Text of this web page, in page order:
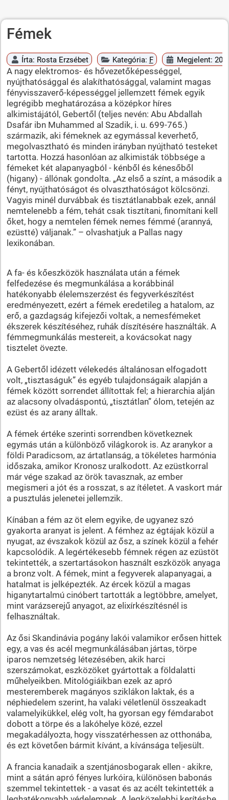
Fémek
Írta: Rosta Erzsébet Kategória: F Megjelent:
A nagy elektromos- és hővezetőképességgel,
nyújthatósággal és alakíthatósággal, valamint magas
fényvisszaverő-képességgel jellemzett fémek egyik
legrégibb meghatározása a középkor híres
alkimistájától, Gebertől (teljes nevén: Abu Abdallah
Dsafár ibn Muhammed al Szadik, i. u. 699-765.)
származik, aki fémeknek az egymással keverhető,
megolvasztható és minden irányban nyújtható testeket
tartotta. Hozzá hasonlóan az alkimisták többsége a
fémeket két alapanyagból - kénből és kénesőből
(higany) - állónak gondolta. „Az első a színt, a második a
fényt, nyújthatóságot és olvaszthatóságot kölcsönzi.
Vagyis minél durvábbak és tisztátlanabbak ezek, annál
nemtelenebb a fém, tehát csak tisztítani, finomítani kell
őket, hogy a nemtelen fémek nemes fémmé (arannyá,
ezüstté) váljanak.” – olvashatjuk a Pallas nagy
lexikonában.
A fa- és kőeszközök használata után a fémek
felfedezése és megmunkálása a korábbinál
hatékonyabb élelemszerzést és fegyverkészítést
eredményezett, ezért a fémek eredetileg a hatalom, az
erő, a gazdagság kifejezői voltak, a nemesfémeket
ékszerek készítéséhez, ruhák díszítésére használták. A
fémmegmunkálás mestereit, a kovácsokat nagy
tisztelet övezte.
A Gebertől idézett vélekedés általánosan elfogadott
volt, „tisztaságuk” és egyéb tulajdonságaik alapján a
fémek között sorrendet állítottak fel; a hierarchia alján
az alacsony olvadáspontú, „tisztátlan” ólom, tetején az
ezüst és az arany álltak.
A fémek értéke szerinti sorrendben következnek
egymás után a különböző világkorok is. Az aranykor a
földi Paradicsom, az ártatlanság, a tökéletes harmónia
időszaka, amikor Kronosz uralkodott. Az ezüstkorral
már vége szakad az örök tavasznak, az ember
megismeri a jót és a rosszat, s az ítéletet. A vaskort már
a pusztulás jelenetei jellemzik.
Kínában a fém az öt elem egyike, de ugyanez szó
gyakorta aranyat is jelent. A fémhez az égtájak közül a
nyugat, az évszakok közül az ősz, a színek közül a fehér
kapcsolódik. A legértékesebb fémnek régen az ezüstöt
tekintették, a szertartásokon használt eszközök anyaga
a bronz volt. A fémek, mint a fegyverek alapanyagai, a
hatalmat is jelképezték. Az ércek közül a magas
higanytartalmú cinóbert tartották a legtöbbre, amelyet,
mint varázserejű anyagot, az elixírkészítésnél is
felhasználtak.
Az ősi Skandinávia pogány lakói valamikor erősen hittek
egy, a vas és acél megmunkálásában jártas, törpe
iparos nemzetség létezésében, akik harci
szerszámokat, eszközöket gyártottak a földalatti
műhelyeikben. Mitológiáikban ezek az apró
mesteremberek magányos sziklákon laktak, és a
néphiedelem szerint, ha valaki véletlenül összeakadt
valamelyikükkel, elég volt, ha gyorsan egy fémdarabot
dobott a törpe és a lakóhelye közé, ezzel
megakadályozta, hogy visszatérhessen az otthonába,
és ezt követően bármit kívánt, a kívánsága teljesült.
A francia kanadaik a szentjánosbogarak ellen - akikre,
mint a sátán apró fényes lurkóira, különösen babonás
szemmel tekintettek - a vasat és az acélt tekintették a